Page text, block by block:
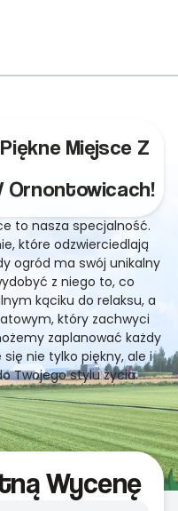
Miejsce Z
Ornontowicach!
to nasza specjalność.
które odzwierciedlają
ogród ma swój unikalny
z niego to, co
kąciku do relaksu, a
który zachwyci
zaplanować każdy
nie tylko piękny, ale i
Twojego stylu życia.
Wycenę